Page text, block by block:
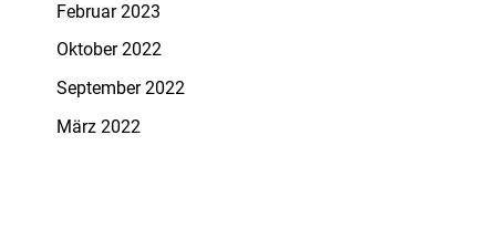
Februar 2023
Oktober 2022
September 2022
März 2022